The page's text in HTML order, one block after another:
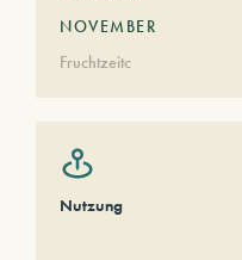
NOVEMBER
Fruchtzeitc
Nutzung